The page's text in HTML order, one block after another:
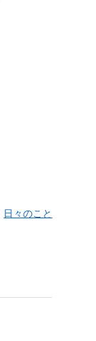
日々のこと